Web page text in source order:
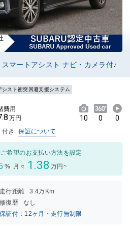
マートアシスト ナビ・カメラ付♪
シスト衝突回避支援システム
費用
万円 10 0 0
き 保証について
希望のお支払い方法を設定
% 月々 1.38 万円~
走行距離
3.4万Km
修復歴
なし
保証付：12ヶ月・走行無制限